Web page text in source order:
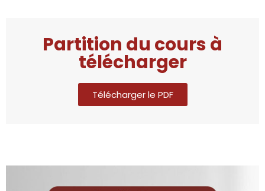
Partition du cours à
télécharger
Télécharger le PDF